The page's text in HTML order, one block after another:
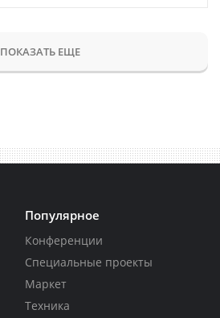
ПОКАЗАТЬ ЕЩЕ
Популярное
Конференции
Специальные проекты
Маркет
Техника